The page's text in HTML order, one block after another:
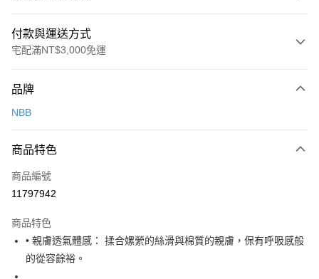
付款與運送方式
宅配滿NT$3,000免運
信用卡一次付款
黑貓宅急便
每筆NT$140，滿NT$3,000(含以上)免運費
品牌
NBB
商品特色
商品編號
11797942
商品特色
• 親膚透氣體感： 揉合嫘縈的絲滑與棉質的親膚，保有呼吸感般
的從容餘裕。